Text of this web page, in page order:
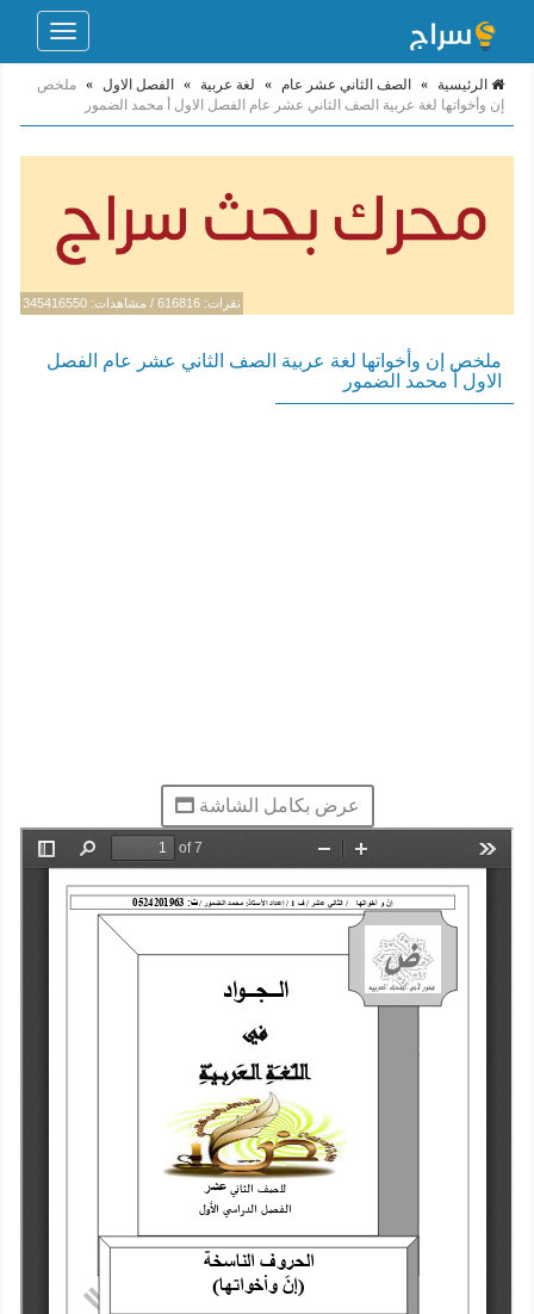
Toggle
الرئيسية » الصف الثاني عشر عام » لغة عربية » الفصل الاول » ملخص
إن وأخواتها لغة عربية الصف الثاني عشر عام الفصل الاول أ محمد الضمور
نقرات: 616816 / مشاهدات: 345416550
ملخص إن وأخواتها لغة عربية الصف الثاني عشر عام الفصل
الاول أ محمد الضمور
عرض بكامل الشاشة